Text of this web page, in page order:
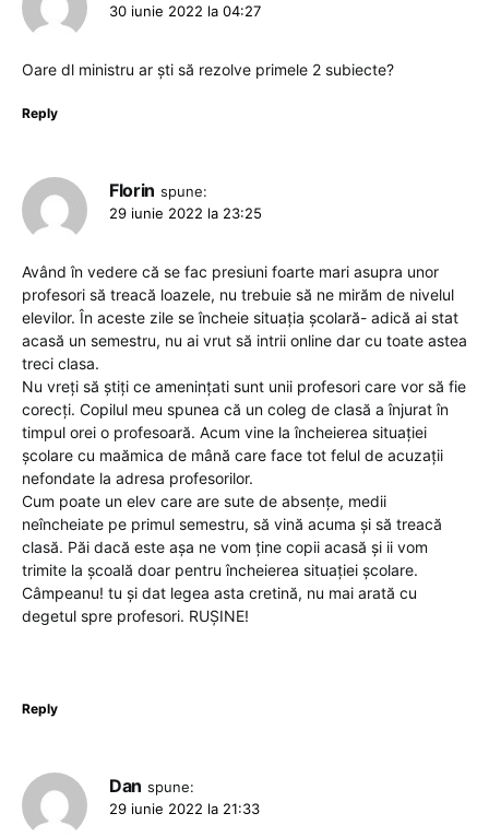
30 iunie 2022 la 04:27
Oare dl ministru ar ști să rezolve primele 2 subiecte?
Reply
Florin spune:
29 iunie 2022 la 23:25
Având în vedere că se fac presiuni foarte mari asupra unor
profesori să treacă loazele, nu trebuie să ne mirăm de nivelul
elevilor. În aceste zile se încheie situația școlară- adică ai stat
acasă un semestru, nu ai vrut să intrii online dar cu toate astea
treci clasa.
Nu vreți să știți ce amenințati sunt unii profesori care vor să fie
corecți. Copilul meu spunea că un coleg de clasă a înjurat în
timpul orei o profesoară. Acum vine la încheierea situației
școlare cu maămica de mână care face tot felul de acuzații
nefondate la adresa profesorilor.
Cum poate un elev care are sute de absențe, medii
neîncheiate pe primul semestru, să vină acuma și să treacă
clasă. Păi dacă este așa ne vom ține copii acasă și ii vom
trimite la școală doar pentru încheierea situației școlare.
Câmpeanu! tu și dat legea asta cretină, nu mai arată cu
degetul spre profesori. RUȘINE!
Reply
Dan spune:
29 iunie 2022 la 21:33